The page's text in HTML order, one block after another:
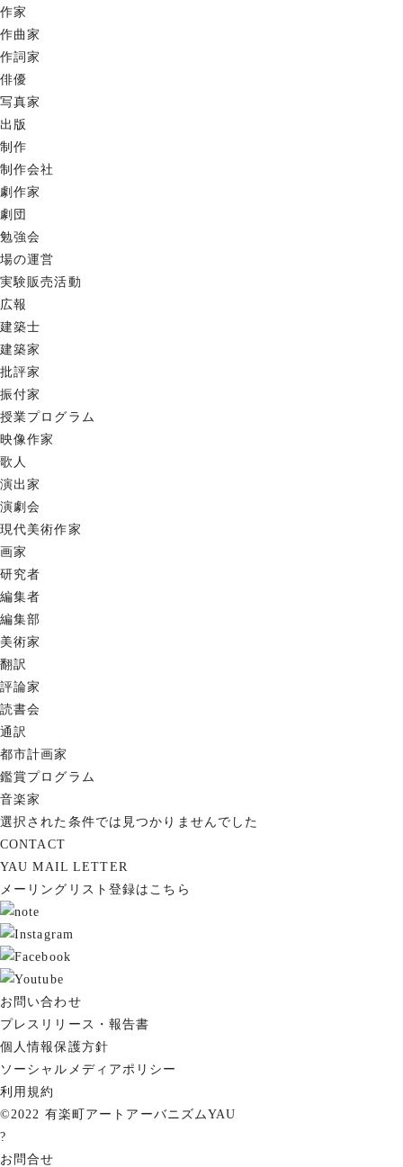
作家
作曲家
作詞家
俳優
写真家
出版
制作
制作会社
劇作家
劇団
勉強会
場の運営
実験販売活動
広報
建築士
建築家
批評家
振付家
授業プログラム
映像作家
歌人
演出家
演劇会
現代美術作家
画家
研究者
編集者
編集部
美術家
翻訳
評論家
読書会
通訳
都市計画家
鑑賞プログラム
音楽家
選択された条件では見つかりませんでした
CONTACT
YAU MAIL LETTER
メーリングリスト登録はこちら
お問い合わせ
プレスリリース・報告書
個人情報保護方針
ソーシャルメディアポリシー
利用規約
©2022 有楽町アートアーバニズムYAU
?
お問合せ